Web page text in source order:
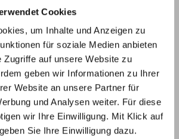
Cookies
um Inhalte und Anzeigen zu
für soziale Medien anbieten
Zugriffe auf unsere Website zu
geben wir Informationen zu Ihrer
Website an unsere Partner für
und Analysen weiter. Für diese
wir Ihre Einwilligung. Mit Klick auf
Sie Ihre Einwilligung dazu.